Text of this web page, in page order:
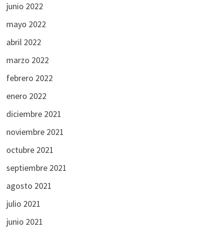
junio 2022
mayo 2022
abril 2022
marzo 2022
febrero 2022
enero 2022
diciembre 2021
noviembre 2021
octubre 2021
septiembre 2021
agosto 2021
julio 2021
junio 2021